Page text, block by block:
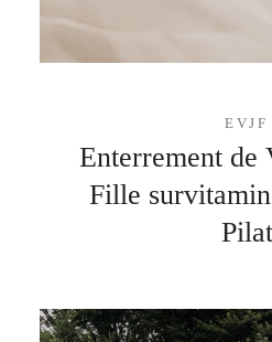
EVJF
Enterrement de
Fille
Pilat